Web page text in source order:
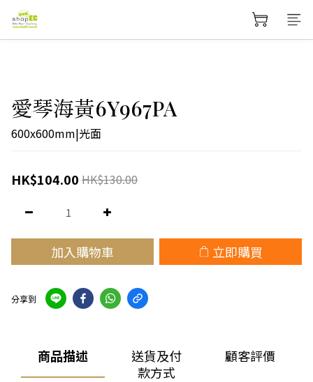
愛琴海黃6Y967PA
600x600mm|光面
HK$104.00 HK$130.00
加入購物車 立即購買
分享到
商品描述
送貨及付
款方式
顧客評價